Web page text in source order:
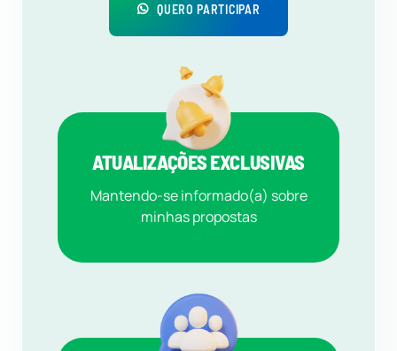
QUERO PARTICIPAR
ATUALIZAÇÕES EXCLUSIVAS
Mantendo-se informado(a) sobre
minhas propostas